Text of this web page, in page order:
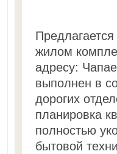
жилом
адресу:
выполнен в
дорогих
планировка
полностью
бытовой